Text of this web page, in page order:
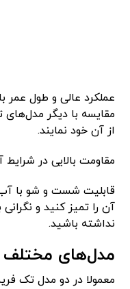
عملکرد عالی و طول عمر
مقایسه با دیگر مدل‌های
از آن خود نمایند.
مقاومت بالایی در
قابلیت شست و شو با آب
آن را تمیز کنید و
نداشته باشید.
مدل‌های مختلف
معمولا در دو مدل تک